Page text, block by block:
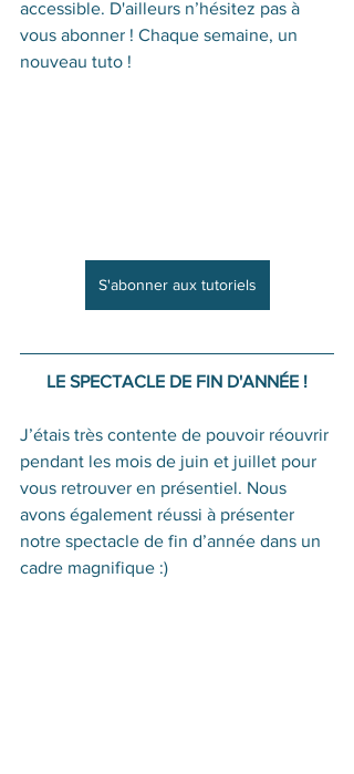
accessible. D'ailleurs n’hésitez pas à
vous abonner ! Chaque semaine, un
nouveau tuto !
S'abonner aux tutoriels
LE SPECTACLE DE FIN D'ANNÉE !
J’étais très contente de pouvoir réouvrir
pendant les mois de juin et juillet pour
vous retrouver en présentiel. Nous
avons également réussi à présenter
notre spectacle de fin d’année dans un
cadre magnifique :)